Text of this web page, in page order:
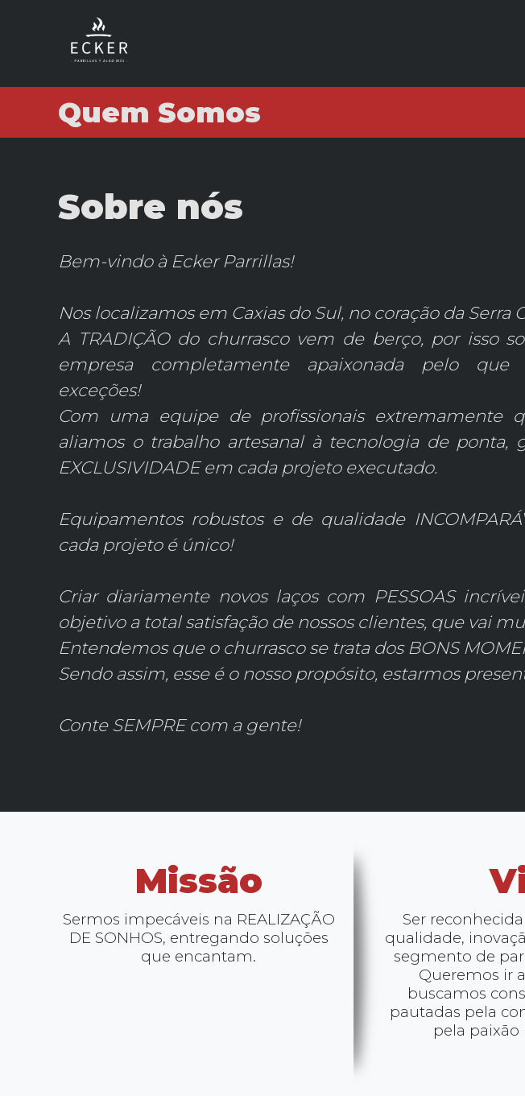
Quem Somos
Sobre nós
Bem-vindo à Ecker Parrillas!
Nos localizamos em Caxias do Sul, no coração da Serra
A TRADIÇÃO do churrasco vem de berço, por isso
empresa completamente apaixonada pelo que
exceções!
Com uma equipe de profissionais extremamente
aliamos o trabalho artesanal à tecnologia de ponta,
EXCLUSIVIDADE em cada projeto executado.
Equipamentos robustos e de qualidade
cada projeto é único!
Criar diariamente novos laços com PESSOAS
objetivo a total satisfação de nossos clientes, que vai
Entendemos que o churrasco se trata dos BONS
Sendo assim, esse é o nosso propósito, estarmos
Conte SEMPRE com a gente!
Missão
Sermos impecáveis na REALIZAÇÃO
DE SONHOS, entregando soluções
que encantam.
Ser
qualidade,
segmento de
Queremos ir
buscamos
pautadas pela
pela paixão